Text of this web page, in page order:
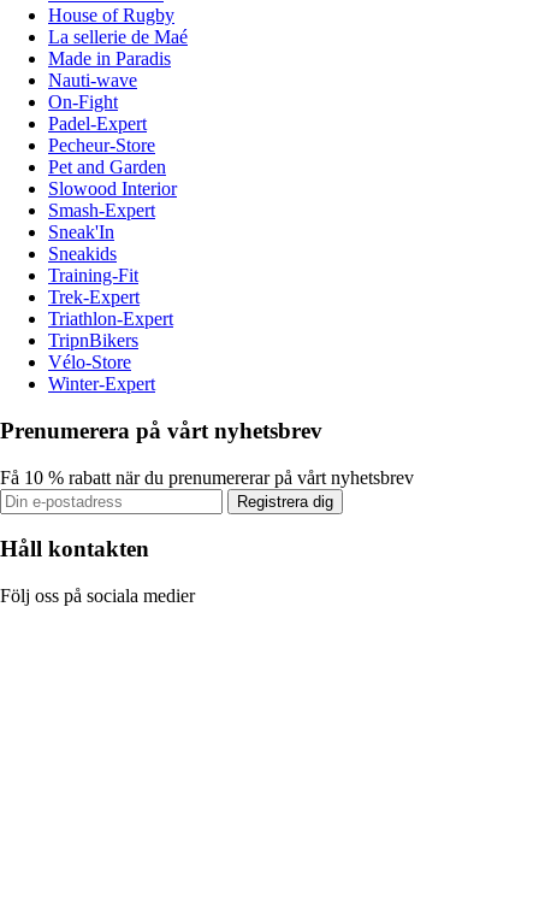
House of Rugby
La sellerie de Maé
Made in Paradis
Nauti-wave
On-Fight
Padel-Expert
Pecheur-Store
Pet and Garden
Slowood Interior
Smash-Expert
Sneak'In
Sneakids
Training-Fit
Trek-Expert
Triathlon-Expert
TripnBikers
Vélo-Store
Winter-Expert
Prenumerera på vårt nyhetsbrev
Få 10 % rabatt när du prenumererar på vårt nyhetsbrev
Registrera dig
Håll kontakten
Följ oss på sociala medier